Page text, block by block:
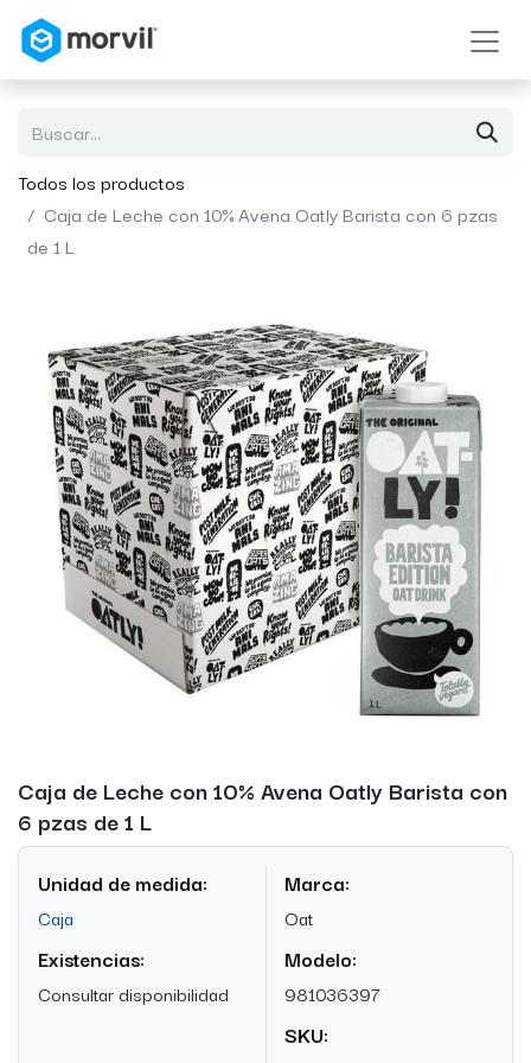
Todos los productos
Caja de Leche con 10% Avena Oatly Barista con 6 pzas
de 1 L
Caja de Leche con 10% Avena Oatly Barista con
6 pzas de 1 L
Unidad de medida:
Caja
Existencias:
Consultar disponibilidad
Marca:
Oat
Modelo:
981036397
SKU: